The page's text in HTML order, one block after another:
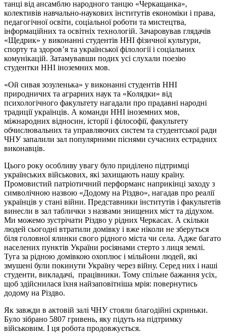
танці від ансамблю народного танцю «Черкащанка»,
колективів навчально-наукових інститутів економіки і права,
педагогічної освіти, соціальної роботи та мистецтва,
інформаційних та освітніх технологій. Зачаровував глядачів
«Щедрик» у виконанні студентів ННІ фізичної культури,
спорту та здоров’я та української філологіїі соціальних
комунікацій. Затамувавши подих усі слухали поезію
студентки ННІ іноземних мов.
«Ой сивая зозуленька» у виконанні студентів ННІ
природничих та аграрних наук та «Колядки» від
психологічного факультету нагадали про прадавні народні
традиції українців. А команди ННІ іноземних мов,
міжнародних відносин, історіїі філософії, факультету
обчислювальних та управляючих систем та студентської ради
ЧНУ запалили зал популярними піснями сучасних естрадних
виконавців.
Цього року особливу увагу було приділено підтримці
українських військових, які захищають нашу країну.
Промовистий патріотичний перформанс наприкінці заходу з
символічною назвою «Додому на Різдво», нагадав про реалії
українців у стані війни. Представники інститутів і факультетів
винесли в зал таблички з назвами знищених міст та дідухом.
Ми можемо зустрічати Різдво у рідних Черкасах. А скільки
людей сьогодні втратили домівку і вже ніколи не зберуться
біля головної ялинки свого рідного міста чи села. Адже багато
населених пунктів України росіянами стерто з лиця землі.
Туга за рідною домівкою охоплює і мільйони людей, які
змушені були покинути Україну через війну. Серед них і наші
студенти, викладачі, працівники. Тому спільне бажання усіх,
щоб здійснилася їхня найзаповітніша мрія: повернутись
додому на Різдво.
Як завжди в актовій залі ЧНУ стояли благодійні скриньки.
Було зібрано 5807 гривень, яку підуть на підтримку
військовим. І ця робота продовжується.